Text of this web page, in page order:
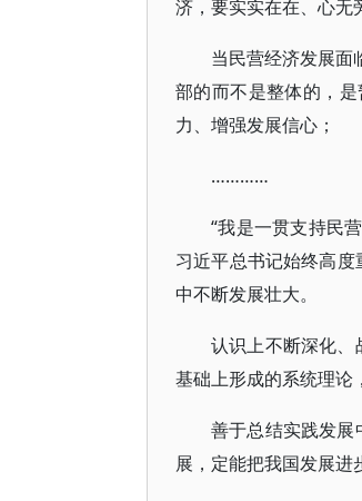
济，要实实在在、心无
当民营经济发展面
部的而不是整体的，
力、增强发展信心；
…………
“我是一贯支持民
习近平总书记始终高
中不断发展壮大。
认识上不断深化、
基础上形成的系统理论
善于总结实践发
展，定能把我国发展进